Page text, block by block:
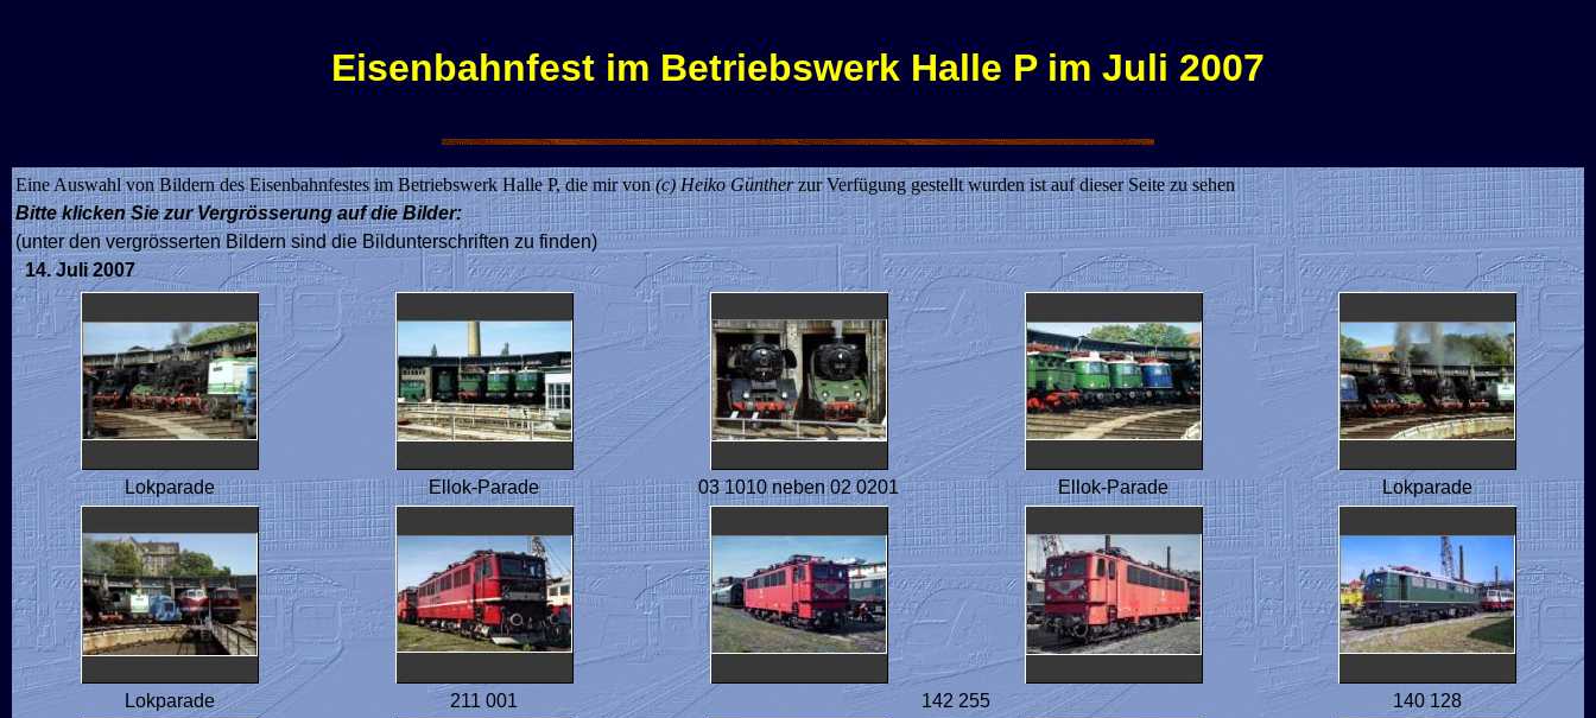
Eisenbahnfest im Betriebswerk Halle P im Juli 2007
Eine Auswahl von Bildern des Eisenbahnfestes im Betriebswerk Halle P, die mir von(c) Heiko Güntherzur Verfügung gestellt wurden ist auf dieser Seite zu sehen
Bitte klicken Sie zur Vergrösserung auf die Bilder:
(unter den vergrösserten Bildern sind die Bildunterschriften zu finden)
14. Juli 2007
Lokparade Ellok-Parade 03 1010 neben 02 0201 Ellok-Parade Lokparade
Lokparade 211 001 142 255 140 128